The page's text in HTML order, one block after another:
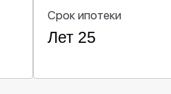
Срок ипотеки